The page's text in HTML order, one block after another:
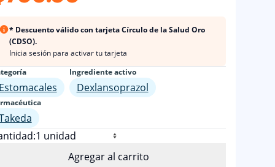
* Descuento válido con tarjeta Círculo de la Salud Oro
(CDSO).
Inicia sesión para activar tu tarjeta
Estomacales
Ingrediente activo
Dexlansoprazol
Agregar al carrito